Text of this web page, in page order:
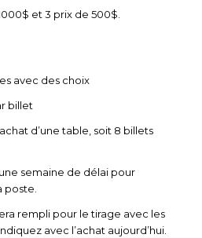
et 3 prix de 500$.
avec des choix
billet
d’une table, soit 8 billets
semaine de délai pour
poste.
rempli pour le tirage avec les
avec l’achat aujourd’hui.